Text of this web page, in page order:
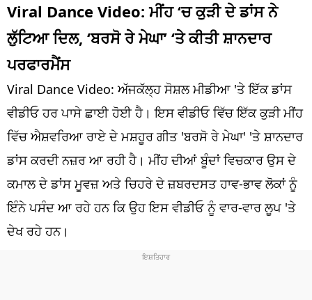
ਕਰਿਅਰ
ਮਨੋਰੰਜਨ
ਦੇਸ਼
ਲਾਈਫ ਸਟਾਈਲ
ਪੰਜਾਬ
ਧਰਮ
ਖੇਡਾਂ
Viral Dance Video: ਮੀਂਹ ‘ਚ ਕੁੜੀ ਦੇ ਡਾਂਸ ਨੇ
ਲੁੱਟਿਆ ਦਿਲ, ‘ਬਰਸੋ ਰੇ ਮੇਘਾ’ ‘ਤੇ ਕੀਤੀ ਸ਼ਾਨਦਾਰ
ਪਰਫਾਰਮੈਂਸ
Viral Dance Video: ਅੱਜਕੱਲ੍ਹ ਸੋਸ਼ਲ ਮੀਡੀਆ 'ਤੇ ਇੱਕ ਡਾਂਸ
ਵੀਡੀਓ ਹਰ ਪਾਸੇ ਛਾਈ ਹੋਈ ਹੈ। ਇਸ ਵੀਡੀਓ ਵਿੱਚ ਇੱਕ ਕੁੜੀ ਮੀਂਹ
ਵਿੱਚ ਐਸ਼ਵਰਿਆ ਰਾਏ ਦੇ ਮਸ਼ਹੂਰ ਗੀਤ 'ਬਰਸੋ ਰੇ ਮੇਘਾ' 'ਤੇ ਸ਼ਾਨਦਾਰ
ਡਾਂਸ ਕਰਦੀ ਨਜ਼ਰ ਆ ਰਹੀ ਹੈ। ਮੀਂਹ ਦੀਆਂ ਬੂੰਦਾਂ ਵਿਚਕਾਰ ਉਸ ਦੇ
ਕਮਾਲ ਦੇ ਡਾਂਸ ਮੂਵਜ਼ ਅਤੇ ਚਿਹਰੇ ਦੇ ਜ਼ਬਰਦਸਤ ਹਾਵ-ਭਾਵ ਲੋਕਾਂ ਨੂੰ
ਇੰਨੇ ਪਸੰਦ ਆ ਰਹੇ ਹਨ ਕਿ ਉਹ ਇਸ ਵੀਡੀਓ ਨੂੰ ਵਾਰ-ਵਾਰ ਲੂਪ 'ਤੇ
ਦੇਖ ਰਹੇ ਹਨ।